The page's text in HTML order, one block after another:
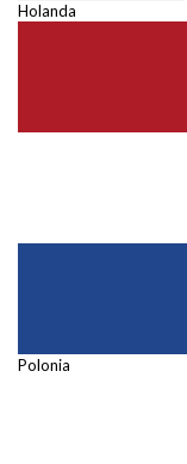
Holanda
Polonia